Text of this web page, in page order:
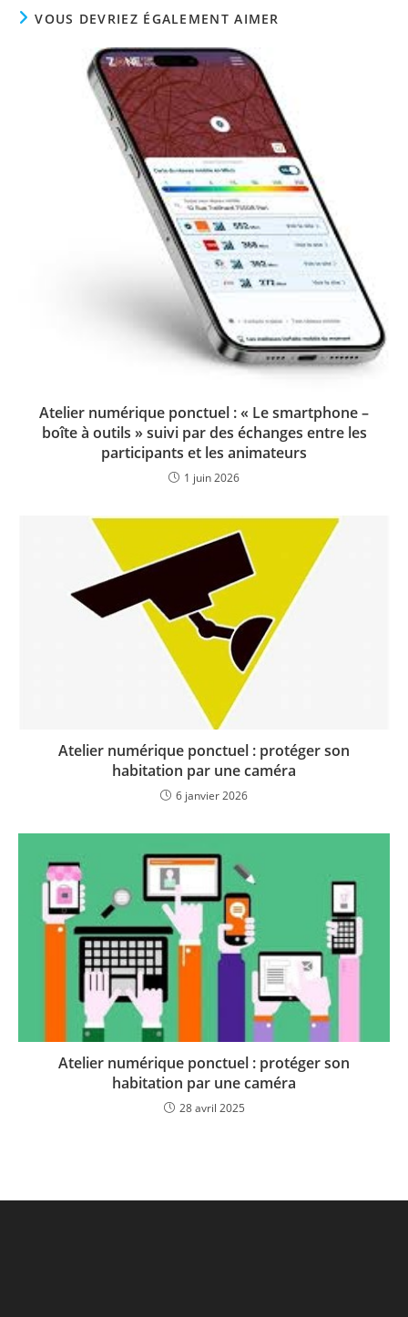
VOUS DEVRIEZ ÉGALEMENT AIMER
Atelier numérique ponctuel : « Le smartphone –
boîte à outils » suivi par des échanges entre les
participants et les animateurs
1 juin 2026
Atelier numérique ponctuel : protéger son
habitation par une caméra
6 janvier 2026
Atelier numérique ponctuel : protéger son
habitation par une caméra
28 avril 2025